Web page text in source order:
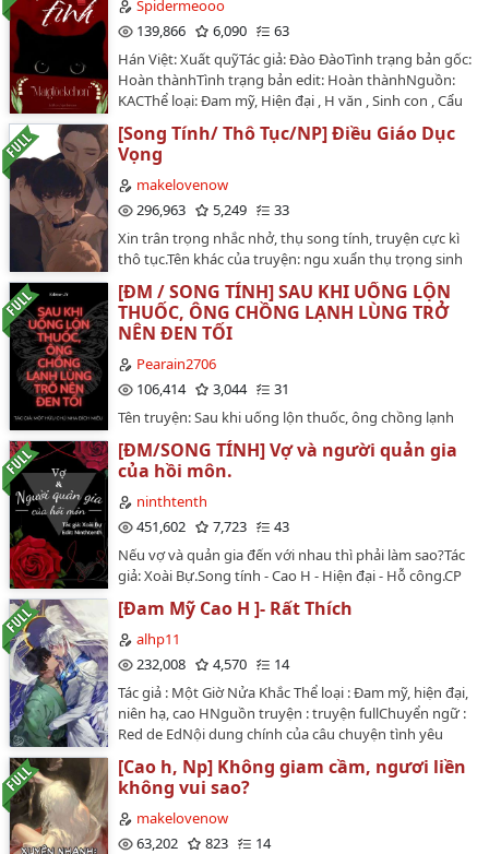
bị những con sói hung dữ nhân danh việc canh gác,
dùng quy đầu liên tục chà xát lên âm hộ mỏng manh,
khiến cơ thể non nớt của cậu bị chơi đùa đến trở nên
chín muồi và quyến rũ. _____Điều giáo âm đế và âm hộ,
có song long, có ngậm tinh, có sử dụng đạo cụ, có dị
năng, tiểu tiện, cung giao, đi dây, v.v.Không sinh
con._____chỉ có H thôi (ง ͠ ͠° ل͜ °)ง có lỗi khó hiểu hay
thiếu chữ, cụt lủn thì nhắc mình để mình sửa (◍•ᴗ•◍)
❤…
về.Sau khi kết hôn, Chu Sùng không dám làm gì với
của Hạ Thư Kiều, thậm chí còn cam tâm tình nguyện
chia phòng ngủ. Ở trong lòng Chu Sùng, có thể cùng
Hạ Thư Kiều kết hôn đã là phúc phận ba đời, sao anh
dám đòi hỏi thêm.Nhưng không ngờ biến cố xảy ra,
anh lại bị chính đoá hoa ấy đè ra đụ.…
Spidermeooo
139,866
6,090
63
Hán Việt: Xuất quỹTác giả: Đào ĐàoTình trạng bản gốc:
Hoàn thànhTình trạng bản edit: Hoàn thànhNguồn:
KACThể loại: Đam mỹ, Hiện đại , H văn , Sinh con , Cẩu
chính: Hạ Lâm Xuyên x Thẩm Niệm (Bộ đội đặc chủng
đã xuất ngũ, trung khuyển con lai Alpha công x Bác sĩ
lạnh lùng, xa cách Omega thụ)Hai nhân vật chính
không phải người hoàn hảo 100%, tình tiết truyện cực
tình tiết sinh con."Vợ anh đã phá vỡ gia đình em.
Nhưng nếu không có chuyện đó, anh sẽ chẳng bao giờ
gặp được em."…
[Song Tính/ Thô Tục/NP] Điều Giáo Dục
Vọng
makelovenow
296,963
5,249
33
Xin trân trọng nhắc nhở, thụ song tính, truyện cực kì
thô tục.Tên khác của truyện: ngu xuẩn thụ trọng sinh
rồi. Vì vậy đừng hi vọng thụ thông minh.(tên theo món
ăn: thịt trộn kim)...Cố Yêu là vai ác, kiếp trước vì làm ác
có cái kết vô cùng thảm hại, vì vậy trọng sinh lần nữa
thề muốn thay đổi tất cả.Tuy nhiên ngu xuẩn vai ác
không muốn làm vai ác nữa thì sẽ trở nên như thế
nào?Chẳng khác nào một con nhím tự nhổ hết gai
xơi.Những con sói lột xuống lớp ngụy trang, móng tay
dài nhọn vươn đến con mồi mềm mại.Một câu tóm tắt:
mỹ nhân ngu ngốc bị công ngược tới hắc hóa, công tự
truy thụ.…
[ĐM / SONG TÍNH] SAU KHI UỐNG LỘN
THUỐC, ÔNG CHỒNG LẠNH LÙNG TRỞ
NÊN ĐEN TỐI
Pearain2706
106,414
3,044
31
Tên truyện: Sau khi uống lộn thuốc, ông chồng lạnh
lùng trở nên đen tốiTên gốc: Uống lộn thuốc sau cao
lãnh lão công thế nhưng thành lão sáp phêTác giả: Một
Hữu Chú Nha Đích MiêuThể loại: Đam mỹ, Hiện đại , HE
, Tình cảm , H văn , Ngọt sủng , Song tính , 1v1Editor: JY
✖️ CẢNH BÁO: EDIT THÔ TỤC, THỤ SONG TÍNH CÓ 2 BỘ
HỘ ‼️…
[ĐM/SONG TÍNH] Vợ và người quản gia
của hồi môn.
ninthtenth
451,602
7,723
43
Nếu vợ và quản gia đến với nhau thì phải làm sao?Tác
giả: Xoài Bự.Song tính - Cao H - Hiện đại - Hỗ công.CP
lòng vứt não, vứt tam quan khi đọc truyện :))Truyện
dành cho các Răm chúa ăn siêu tạp thích drama.…
[Đam Mỹ Cao H ]- Rất Thích
alhp11
232,008
4,570
14
Tác giả : Một Giờ Nửa Khắc Thể loại : Đam mỹ, hiện đại,
niên hạ, cao HNguồn truyện : truyện fullChuyển ngữ :
Red de EdNội dung chính của câu chuyện tình yêu
chàng hàng xóm đã nhiều năm, đã vậy có đôi khi tối
nào cũng tưởng tượng cảnh mình và chàng ta have
sex.Đối phương độc thân, sống một mình, hình như
còn có bệnh sạch sẽ. Ngoại hình điển trai, góc cạnh sắc
[Cao h, Np] Không giam cầm, ngươi liền
không vui sao?
makelovenow
63,202
823
14